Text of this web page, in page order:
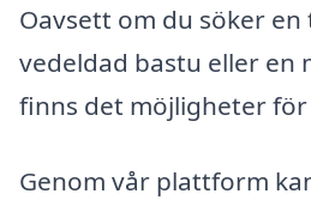
Oavsett om du söker
vedeldad bastu eller en
finns det möjligheter för
Genom vår plattform